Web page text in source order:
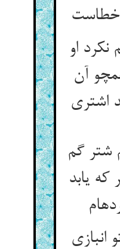
خطاست‏
نکرد او
آن
اشتری‏
شتر گم
یابد
انبازی